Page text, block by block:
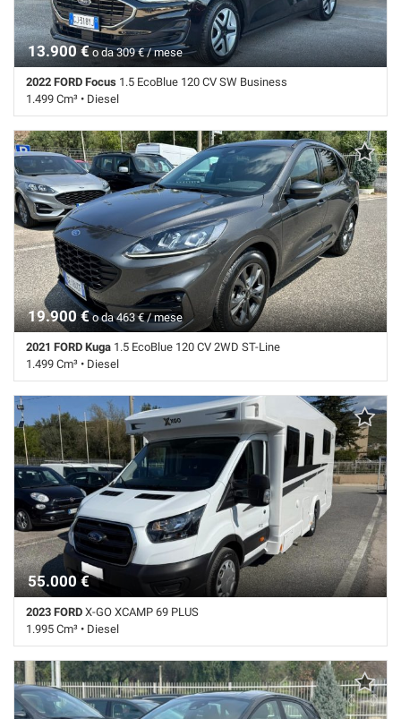
13.900 € o da 309 € / mese
2022 FORD Focus 1.5 EcoBlue 120 CV SW Business
1.499 Cm³ • Diesel
112.137 Km • Cambio Manuale (6) • Nero metallizzato • 5 Porte • ABS •
Autoradio digitale • Bracciolo • Chiusura centralizzata • Climatizzatore
• Controllo elettronico della corsia • Cruise Control • Fari LED • Frenata
d'emergenza assistita • Immobilizzatore elettronico • Sensori di
parcheggio posteriori • Navigatore satellitare • Specchietti laterali
elettrici
19.900 €o da 463 € / mese
2021 FORD Kuga 1.5 EcoBlue 120 CV 2WD ST-Line
1.499 Cm³ • Diesel
62.400 Km • Cambio Manuale (6) • Grigio scuro metallizzato • 5 Porte •
Autoradio • Autoradio digitale • Controllo trazione • ESP • Frenata
d'emergenza assistita • Navigatore satellitare • Specchietti laterali
elettrici
55.000 €
2023 FORD X-GO XCAMP 69 PLUS
1.995 Cm³ • Diesel
15.300 Km • Cambio Manuale (6) • Bianco pastello • Aria condizionata
da parcheggio • Cruise Control • Cuccetta • Cucina di bordo • Dinette
centrale • Doccia separata • Doccia separata • Gancio traino • Letto •
Letto basculante • Tendalino • Toiletta • TV